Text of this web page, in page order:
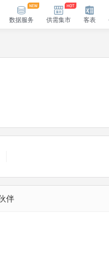
数据服务 供需集市 客表
伴